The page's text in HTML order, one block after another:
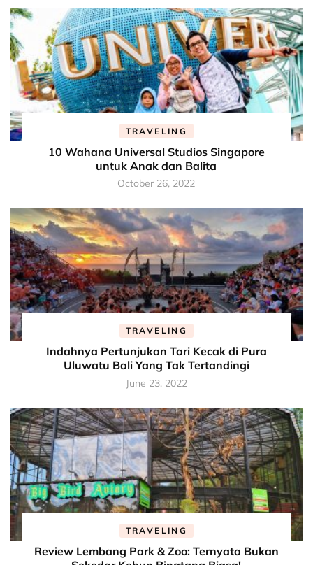
TRAVELING
10 Wahana Universal Studios Singapore
untuk Anak dan Balita
October 26, 2022
TRAVELING
Indahnya Pertunjukan Tari Kecak di Pura
Uluwatu Bali Yang Tak Tertandingi
June 23, 2022
TRAVELING
Review Lembang Park & Zoo: Ternyata Bukan